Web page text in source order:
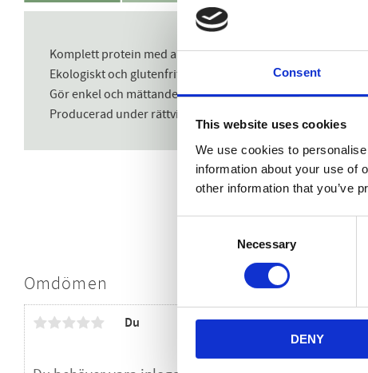
Consent
This website uses cookies
We use cookies to
information about your use of
other information that you’ve
Necessary
DENY
Komplett protein med alla essentiella aminosyror
Ekologiskt och glutenfritt
Gör enkel och mättande gröt på några minuter
Producerad under rättvisa förhållanden i kooperativ
Omdömen
Du